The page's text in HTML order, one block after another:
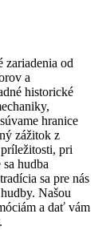
zariadenia od
a
historické
hranice
zážitok z
pri
hudba
sa pre nás
Našou
a dať vám